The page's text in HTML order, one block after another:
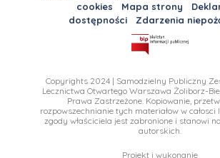
cookies
Mapa strony
dostępności
Zdarzenia
Copyrights 2024 | Samodzielny Publiczny
Lecznictwa Otwartego Warszawa Żoliborz-
Prawa Zastrzeżone. Kopiowanie,
rozpowszechnianie tych materiałow w całosci
zgody właściciela jest zabronione i stanowi
autorskich.
Projekt i wykonanie